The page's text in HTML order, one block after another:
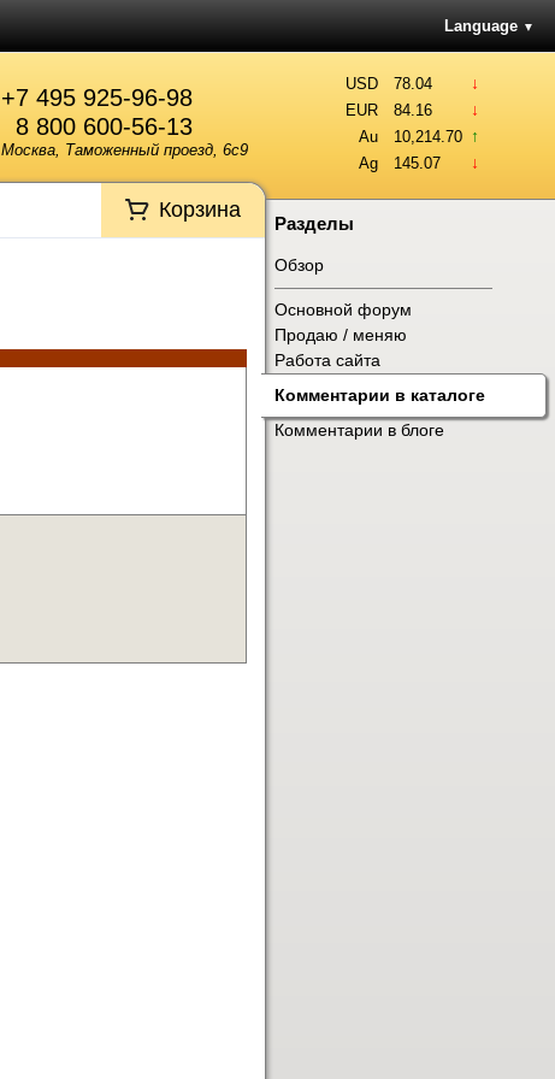
Language ▼
+7 495 925-96-98
8 800 600-56-13
Москва, Таможенный проезд, 6с9
USD 78.04 ↓
EUR 84.16 ↓
Au 10,214.70 ↑
Ag 145.07 ↓
Корзина
Разделы
Обзор
Основной форум
Продаю / меняю
Работа сайта
Комментарии в каталоге
Комментарии в блоге